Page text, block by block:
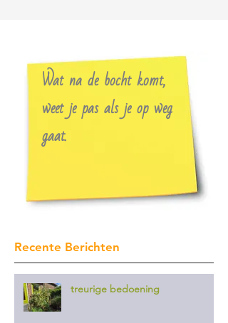
Wat na de bocht komt,
weet je pas als je op weg
gaat.
Recente Berichten
treurige bedoening